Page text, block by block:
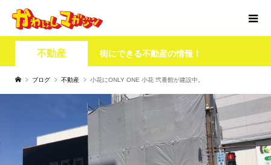
不動産 街にできる不動産の情報！
ブログ 不動産 小花にONLY ONE 小花 弐番館が建設中。